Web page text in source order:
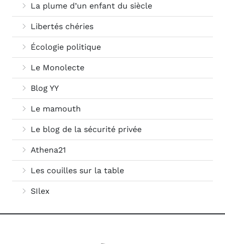
La plume d’un enfant du siècle
Libertés chéries
Écologie politique
Le Monolecte
Blog YY
Le mamouth
Le blog de la sécurité privée
Athena21
Les couilles sur la table
SIlex